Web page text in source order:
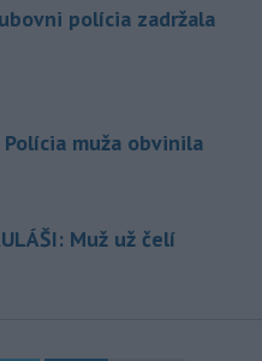
polícia zadržala
Polícia muža obvinila
Muž už čelí